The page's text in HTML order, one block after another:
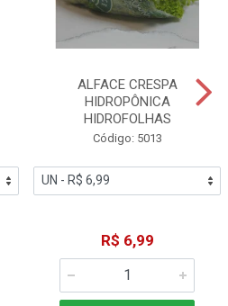
ALFACE CRESPA
HIDROPÔNICA
HIDROFOLHAS
Código: 5013
R$ 6,99